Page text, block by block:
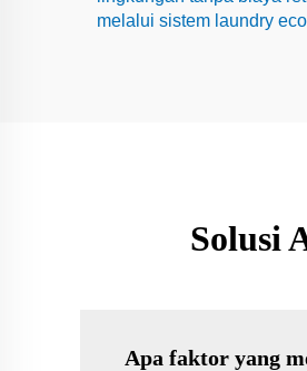
melalui sistem laundry
Solusi
Apa faktor yang